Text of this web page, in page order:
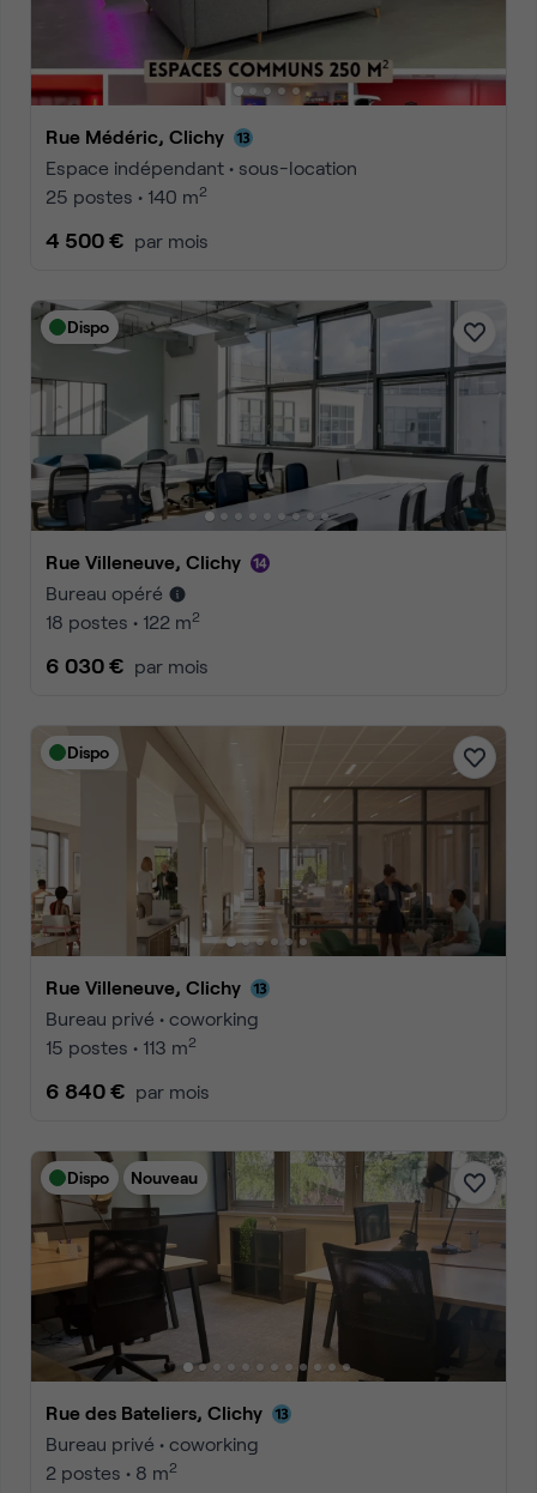
Rue Médéric, Clichy
Espace indépendant • sous-location
25 postes • 140 m2
4 500 € par mois
Dispo
Rue Villeneuve, Clichy
Bureau opéré
18 postes • 122 m2
6 030 € par mois
Dispo
Rue Villeneuve, Clichy
Bureau privé • coworking
15 postes • 113 m2
6 840 € par mois
Dispo Nouveau
Rue des Bateliers, Clichy
Bureau privé • coworking
2 postes • 8 m2